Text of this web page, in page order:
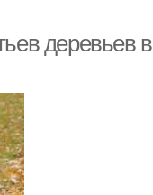
деревьев в